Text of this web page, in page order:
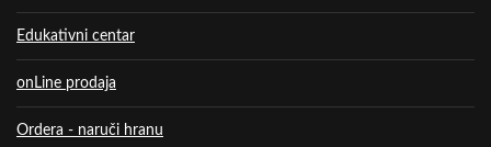
Edukativni centar
onLine prodaja
Ordera - naruči hranu